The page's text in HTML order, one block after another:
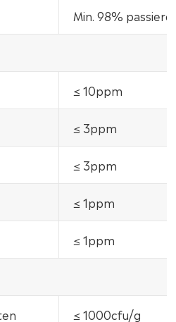
Min. 98%
≤ 10ppm
≤ 3ppm
≤ 3ppm
≤ 1ppm
≤ 1ppm
≤ 1000cfu/g